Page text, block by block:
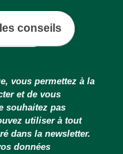
conseils
vous permettez à la
et de vous
souhaitez pas
utiliser à tout
dans la newsletter.
données